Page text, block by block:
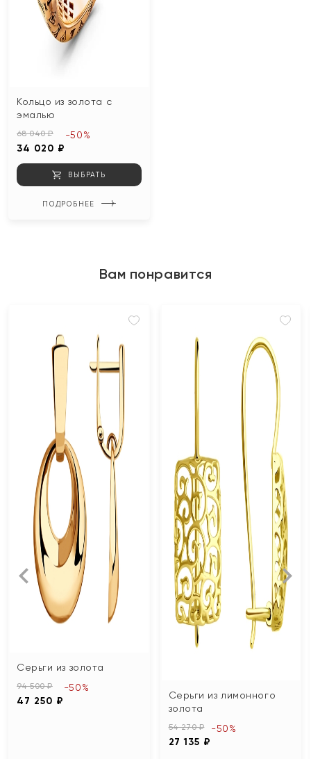
Кольцо из золота с
эмалью
68 040 ₽
34 020 ₽
-50%
ВЫБРАТЬ
ПОДРОБНЕЕ
Вам понравится
Серьги из золота
94 500 ₽
47 250 ₽
-50%
Серьги из лимонного
золота
54 270 ₽
27 135 ₽
-50%